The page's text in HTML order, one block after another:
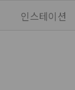
인스테이션